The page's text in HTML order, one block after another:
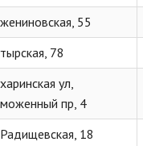
55
78
ул,
пр, 4
18